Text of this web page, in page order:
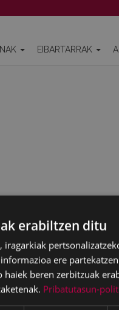
EIBARTARRAK
erabiltzen ditu
ere
haiek beren zerbitzuak
Pribatutasun-